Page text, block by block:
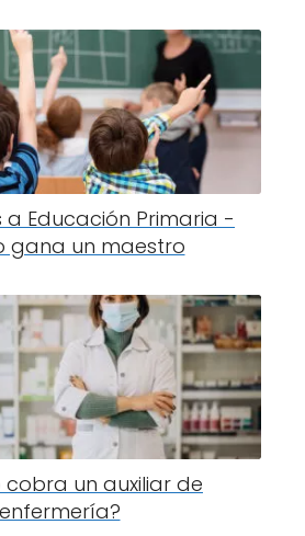
a Educación Primaria -
gana un maestro
un auxiliar de
enfermería?